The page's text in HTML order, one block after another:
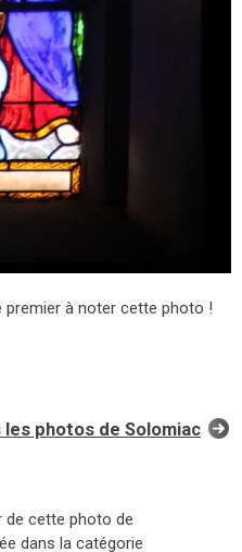
premier à noter cette photo !
les photos de Solomiac
de cette photo de
dans la catégorie